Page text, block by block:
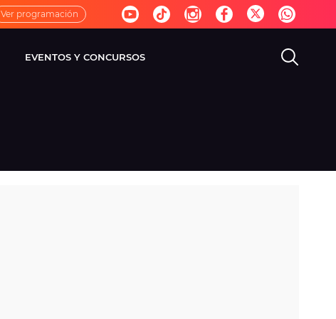
Ver programación
EVENTOS Y CONCURSOS